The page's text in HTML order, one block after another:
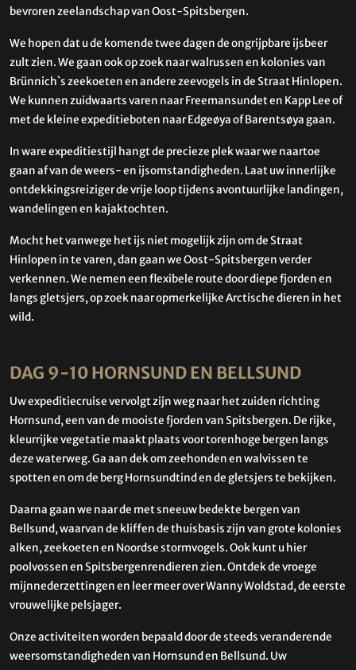
bevroren zeelandschap van Oost-Spitsbergen.
We hopen dat u de komende twee dagen de ongrijpbare ijsbeer
zult zien. We gaan ook op zoek naar walrussen en kolonies van
Brünnich`s zeekoeten en andere zeevogels in de Straat Hinlopen.
We kunnen zuidwaarts varen naar Freemansundet en Kapp Lee of
met de kleine expeditieboten naar Edgeøya of Barentsøya gaan.
In ware expeditiestijl hangt de precieze plek waar we naartoe
gaan af van de weers- en ijsomstandigheden. Laat uw innerlijke
ontdekkingsreiziger de vrije loop tijdens avontuurlijke landingen,
wandelingen en kajaktochten.
Mocht het vanwege het ijs niet mogelijk zijn om de Straat
Hinlopen in te varen, dan gaan we Oost-Spitsbergen verder
verkennen. We nemen een flexibele route door diepe fjorden en
langs gletsjers, op zoek naar opmerkelijke Arctische dieren in het
wild.
DAG 9-10 HORNSUND EN BELLSUND
Uw expeditiecruise vervolgt zijn weg naar het zuiden richting
Hornsund, een van de mooiste fjorden van Spitsbergen. De rijke,
kleurrijke vegetatie maakt plaats voor torenhoge bergen langs
deze waterweg. Ga aan dek om zeehonden en walvissen te
spotten en om de berg Hornsundtind en de gletsjers te bekijken.
Daarna gaan we naar de met sneeuw bedekte bergen van
Bellsund, waarvan de kliffen de thuisbasis zijn van grote kolonies
alken, zeekoeten en Noordse stormvogels. Ook kunt u hier
poolvossen en Spitsbergenrendieren zien. Ontdek de vroege
mijnnederzettingen en leer meer over Wanny Woldstad, de eerste
vrouwelijke pelsjager.
Onze activiteiten worden bepaald door de steeds veranderende
weersomstandigheden van Hornsund en Bellsund. Uw